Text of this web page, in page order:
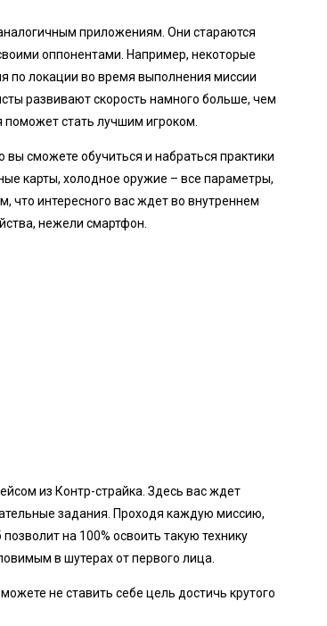
приложениям. Они стараются
оппонентами. Например, некоторые
по локации во время выполнения миссии
развивают скорость намного больше, чем
поможет стать лучшим игроком.
сможете обучиться и набраться практики
карты, холодное оружие – все параметры,
что интересного вас ждет во внутреннем
нежели смартфон.
из Контр-страйка. Здесь вас ждет
задания. Проходя каждую миссию,
на 100% освоить такую технику
в шутерах от первого лица.
не ставить себе цель достичь крутого